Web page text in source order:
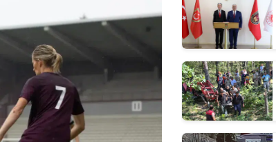
Denizli